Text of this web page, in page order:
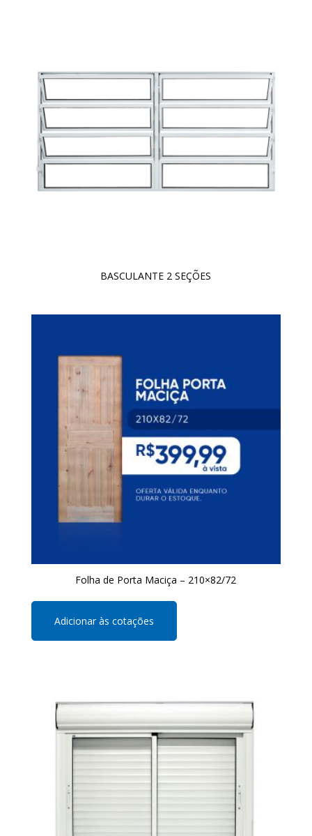
BASCULANTE 2 SEÇÕES
Folha de Porta Maciça – 210×82/72
Adicionar às cotações